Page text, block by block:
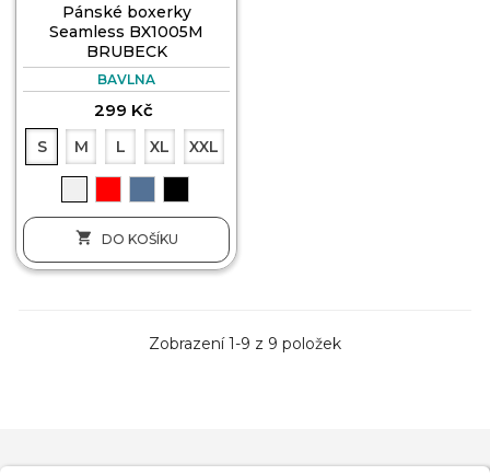
Pánské boxerky
Seamless BX1005M
BRUBECK
BAVLNA
299 Kč
S M L XL XXL
 DO KOŠÍKU
Zobrazení 1-9 z 9 položek